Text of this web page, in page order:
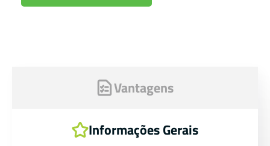
Vantagens
Informações Gerais